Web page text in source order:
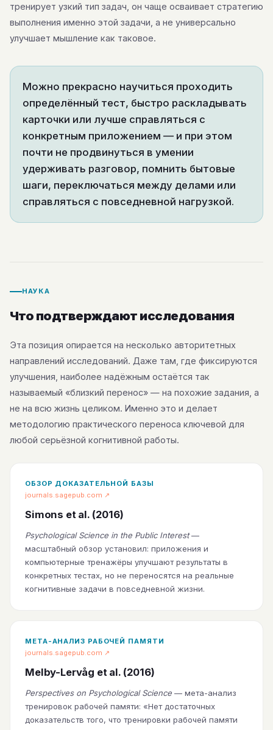
тренирует узкий тип задач, он чаще осваивает стратегию
выполнения именно этой задачи, а не универсально
улучшает мышление как таковое.
Можно прекрасно научиться проходить
определённый тест, быстро раскладывать
карточки или лучше справляться с
конкретным приложением — и при этом
почти не продвинуться в умении
удерживать разговор, помнить бытовые
шаги, переключаться между делами или
справляться с повседневной нагрузкой.
НАУКА
Что подтверждают исследования
Эта позиция опирается на несколько авторитетных
направлений исследований. Даже там, где фиксируются
улучшения, наиболее надёжным остаётся так
называемый «близкий перенос» — на похожие задания, а
не на всю жизнь целиком. Именно это и делает
методологию практического переноса ключевой для
любой серьёзной когнитивной работы.
ОБЗОР ДОКАЗАТЕЛЬНОЙ БАЗЫ
journals.sagepub.com ↗
Simons et al. (2016)
Psychological Science in the Public Interest—
масштабный обзор установил: приложения и
компьютерные тренажёры улучшают результаты в
конкретных тестах, но не переносятся на реальные
когнитивные задачи в повседневной жизни.
МЕТА-АНАЛИЗ РАБОЧЕЙ ПАМЯТИ
journals.sagepub.com ↗
Melby-Lervåg et al. (2016)
Perspectives on Psychological Science — мета-анализ
тренировок рабочей памяти: «Нет достаточных
доказательств того, что тренировки рабочей памяти